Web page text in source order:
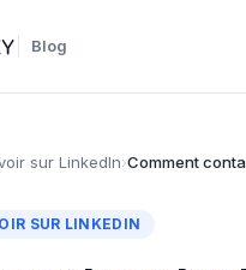
Blog
sur LinkedIn›Comment
SUR LINKEDIN